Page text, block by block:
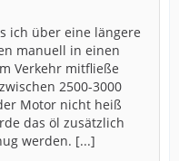
ich über eine längere
manuell in einen
Verkehr mitfließe
2500-3000
Motor nicht heiß
das öl zusätzlich
werden. [...]